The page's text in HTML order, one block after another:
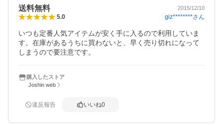
送料無料 2015/12/10
5.0 giz********さん
いつも定番人気アイテムが安く手に入るので利用していま
す。在庫があるうちに買わないと、早く売り切れになって
しまうので要注意です。
購入したストア
Joshin web
違反報告 いいね0